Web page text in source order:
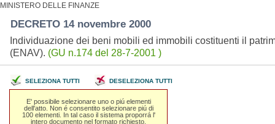
MINISTERO DELLE FINANZE
DECRETO 14 novembre 2000
Individuazione dei beni mobili ed immobili costituenti il
(ENAV). (GU n.174 del 28-7-2001 )
SELEZIONA TUTTI DESELEZIONA TUTTI
E' possibile selezionare uno o piú elementi
dell'atto. Non é consentito selezionare piú di
100 elementi. In tal caso il sistema proporrá l'
intero documento nel formato richiesto.